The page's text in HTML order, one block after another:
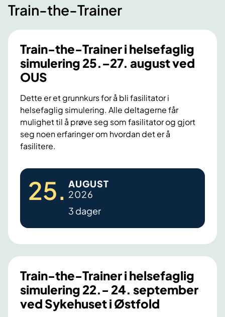
g
s
i
m
u
e
r
i
n
g
-
e
t
k
k
o
g
r
e
f
e
j
n
i
s
i
m
Train-the-Trainer
Train-the-Trainer i helsefaglig
simulering 25.–27. august ved
OUS
Dette er et grunnkurs for å bli fasilitator i
helsefaglig simulering. Alle deltagerne får
mulighet til å prøve seg som fasilitator og gjort
seg noen erfaringer om hvordan det er å
fasilitere.
T
n
-
t
h
e
-
T
25. AUGUST
2026
3 dager
Train-the-Trainer i helsefaglig
simulering 22.- 24. september
ved Sykehuset i Østfold